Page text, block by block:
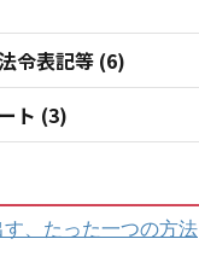
令表記等 (6)
ト (3)
、たった一つの方法